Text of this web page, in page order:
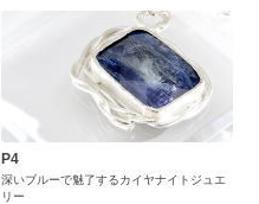
P4
深いブルーで魅了するカイヤナイトジュエ
リー